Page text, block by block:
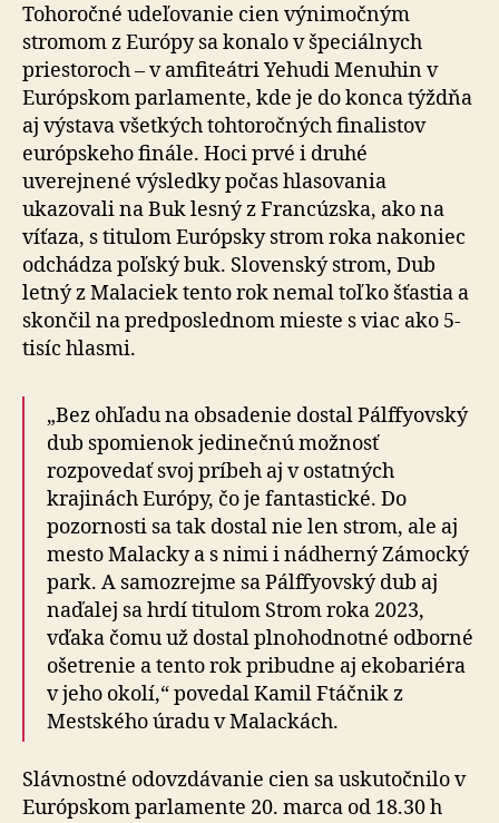
Tohoročné udeľovanie cien výnimočným
stromom z Európy sa konalo v špeciálnych
priestoroch – v amfiteátri Yehudi Menuhin v
Európskom parlamente, kde je do konca týždňa
aj výstava všetkých tohtoročných finalistov
európskeho finále. Hoci prvé i druhé
uverejnené výsledky počas hlasovania
ukazovali na Buk lesný z Francúzska, ako na
víťaza, s titulom Európsky strom roka nakoniec
odchádza poľský buk. Slovenský strom, Dub
letný z Malaciek tento rok nemal toľko šťastia a
skončil na predposlednom mieste s viac ako 5-
tisíc hlasmi.
„Bez ohľadu na obsadenie dostal Pálffyovský
dub spomienok jedinečnú možnosť
rozpovedať svoj príbeh aj v ostatných
krajinách Európy, čo je fantastické. Do
pozornosti sa tak dostal nie len strom, ale aj
mesto Malacky a s nimi i nádherný Zámocký
park. A samozrejme sa Pálffyovský dub aj
naďalej sa hrdí titulom Strom roka 2023,
vďaka čomu už dostal plnohodnotné odborné
ošetrenie a tento rok pribudne aj ekobariéra
v jeho okolí,“ povedal Kamil Ftáčnik z
Mestského úradu v Malackách.
Slávnostné odovzdávanie cien sa uskutočnilo v
Európskom parlamente 20. marca od 18.30 h